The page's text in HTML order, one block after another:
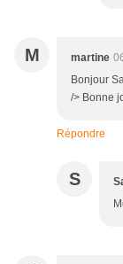
M martine
Bonjour
/> Bonne
Répondre
S